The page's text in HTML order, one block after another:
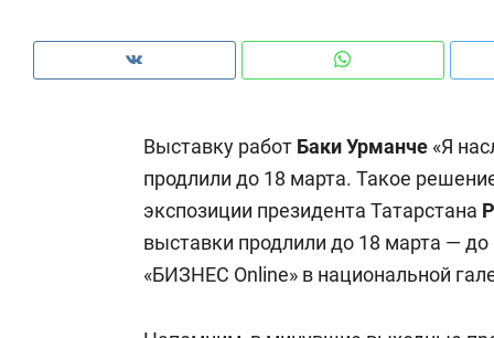
Выставку работ Баки Урманче «Я
продлили до 18 марта. Такое
экспозиции президента Татарстана
выставки продлили до 18 марта —
«БИЗНЕС Online» в национальной
Как ГК «МИР ГРУПП» и ВТБ
создают оазис жилого
Рекомендуем
150
ID вместо